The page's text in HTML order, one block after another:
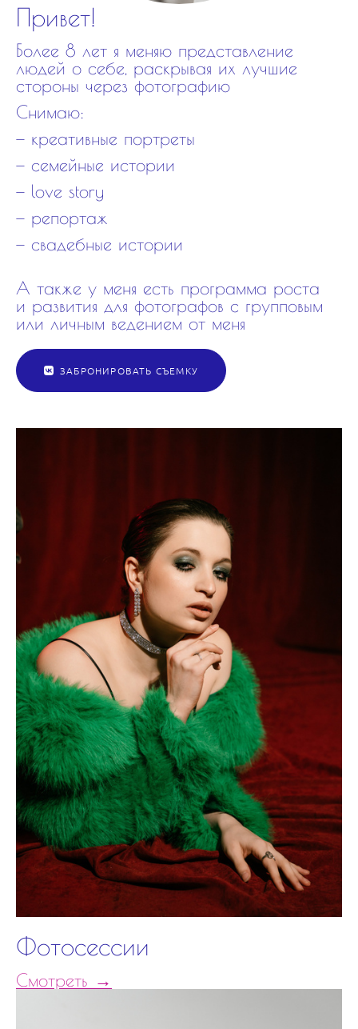
Привет!
Более 8 лет я меняю представление
людей о себе, раскрывая их лучшие
стороны через фотографию
Снимаю:
— креативные портреты
— семейные истории
— love story
— репортаж
— свадебные истории
А также у меня есть программа роста
и развития для фотографов с групповым
или личным ведением от меня
ЗАБРОНИРОВАТЬ СЪЕМКУ
Фотосессии
Смотреть →